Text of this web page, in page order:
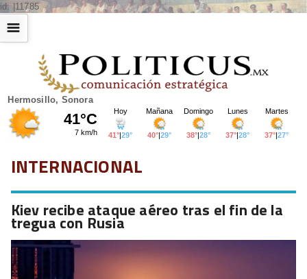
id: |11785
Hermosillo, Sonora
☰
INTERNACIONAL
Kiev recibe ataque aéreo tras el fin de la
tregua con Rusia